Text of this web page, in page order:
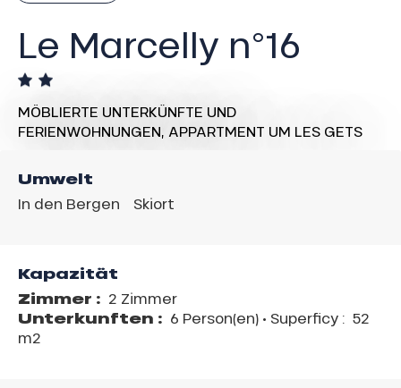
Le Marcelly n°16
MÖBLIERTE UNTERKÜNFTE UND
FERIENWOHNUNGEN, APPARTMENT UM LES GETS
Umwelt
In den Bergen Skiort
Kapazität
Zimmer : 2 Zimmer
Unterkunften : 6 Person(en) • Superficy : 52
m2